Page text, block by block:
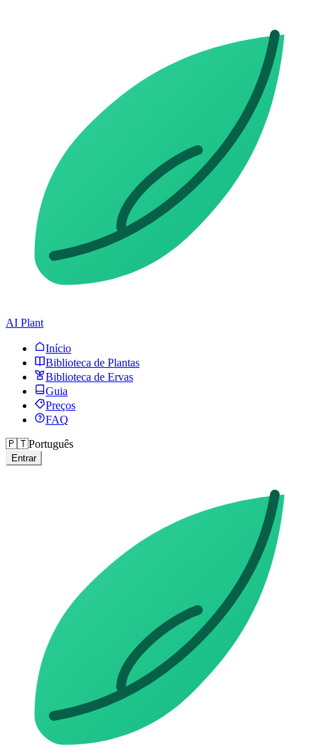
AI Plant
Início
Biblioteca de Plantas
Biblioteca de Ervas
Guia
Preços
FAQ
🇵🇹Português
Entrar